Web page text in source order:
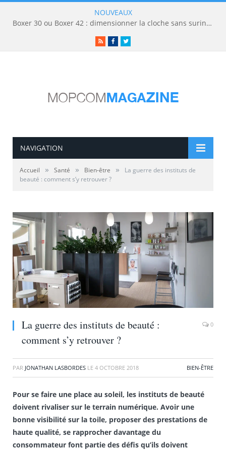
NOUVEAUX
Boxer 30 ou Boxer 42 : dimensionner la cloche sans surinvestir
RSSFacebookTwitter
NAVIGATION
Accueil » Santé » Bien-être »
La guerre des instituts de
beauté : comment s’y retrouver ?
La guerre des instituts de beauté :
comment s’y retrouver ?
0
PAR JONATHAN LASBORDES LE 4 OCTOBRE 2018 BIEN-ÊTRE
Pour se faire une place au soleil, les instituts de beauté
doivent rivaliser sur le terrain numérique. Avoir une
bonne visibilité sur la toile, proposer des prestations de
haute qualité, se rapprocher davantage du
consommateur font partie des défis qu’ils doivent